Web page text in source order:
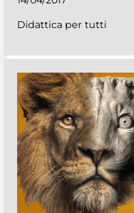
Didattica per tutti